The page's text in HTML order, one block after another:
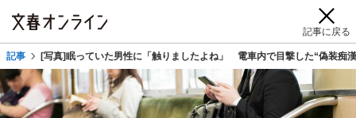
記事に戻る
記事 [写真]眠っていた男性に「触りましたよね」 電車内で目撃した“偽装痴